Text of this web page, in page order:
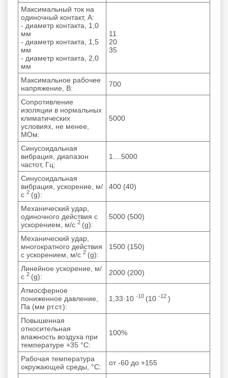
Максимальный ток на
одиночный контакт, А:
- диаметр контакта, 1,0
мм
- диаметр контакта, 1,5
мм
- диаметр контакта, 2,0
мм
11
20
35
Максимальное рабочее
напряжение, В:
700
Сопротивление
изоляции в нормальных
климатических
условиях, не менее,
МОм:
5000
Синусоидальная
вибрация, диапазон
частот, Гц:
1....5000
Синусоидальная
вибрация, ускорение, м/
с 2 (g):
400 (40)
Механический удар,
одиночного действия с
ускорением, м/с 2 (g):
5000 (500)
Механический удар,
многократного действия
с ускорением, м/с 2 (g):
1500 (150)
Линейное ускорение, м/
с 2 (g): 2000 (200)
Атмосферное
пониженное давление,
Па (мм рт.ст.):
1,33·10 -10 (10 -12 )
Повышенная
относительная
влажность воздуха при
температуре +35 °С:
100%
Рабочая температура
окружающей среды, °C:
от -60 до +155